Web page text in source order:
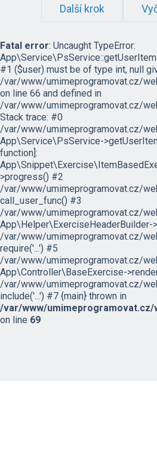
Další krok
Fatal error: Uncaught TypeError:
#1 ($user) must be of type int, null
/var/www/umimeprogramovat.cz/
on line 66 and defined in
/var/www/umimeprogramovat.cz/
Stack trace: #0
/var/www/umimeprogramovat.cz/
App\Service\PsService-
function]:
>progress() #2
/var/www/umimeprogramovat.cz/
call_user_func() #3
/var/www/umimeprogramovat.cz/
App\Helper\ExerciseHeaderBuilder-
/var/www/umimeprogramovat.cz/
require('...') #5
/var/www/umimeprogramovat.cz/
App\Controller\BaseExercise-
/var/www/umimeprogramovat.cz/
include('...') #7 {main} thrown in
/var/www/
on line 69